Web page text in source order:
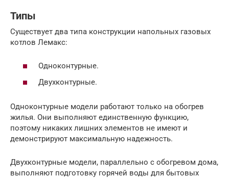
Типы
Существует два типа конструкции напольных газовых
котлов Лемакс:
Одноконтурные.
Двухконтурные.
Одноконтурные модели работают только на обогрев
жилья. Они выполняют единственную функцию,
поэтому никаких лишних элементов не имеют и
демонстрируют максимальную надежность.
Двухконтурные модели, параллельно с обогревом дома,
выполняют подготовку горячей воды для бытовых